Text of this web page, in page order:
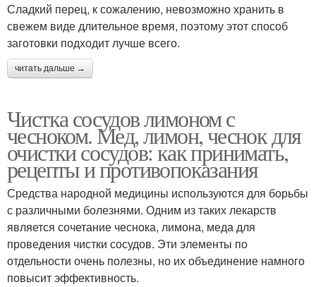
Сладкий перец, к сожалению, невозможно хранить в
свежем виде длительное время, поэтому этот способ
заготовки подходит лучше всего.
читать дальше →
Чистка сосудов лимоном с
чесноком. Мед, лимон, чеснок для
очистки сосудов: как принимать,
рецепты и противопоказания
Средства народной медицины используются для борьбы
с различными болезнями. Одним из таких лекарств
является сочетание чеснока, лимона, меда для
проведения чистки сосудов. Эти элементы по
отдельности очень полезны, но их объединение намного
повысит эффективность.